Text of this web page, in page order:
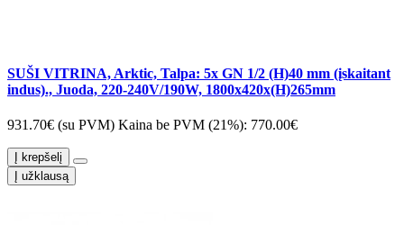
SUŠI VITRINA, Arktic, Talpa: 5x GN 1/2 (H)40 mm (įskaitant
indus)., Juoda, 220-240V/190W, 1800x420x(H)265mm
931.70€ (su PVM) Kaina be PVM (21%): 770.00€
Į krepšelį
Į užklausą